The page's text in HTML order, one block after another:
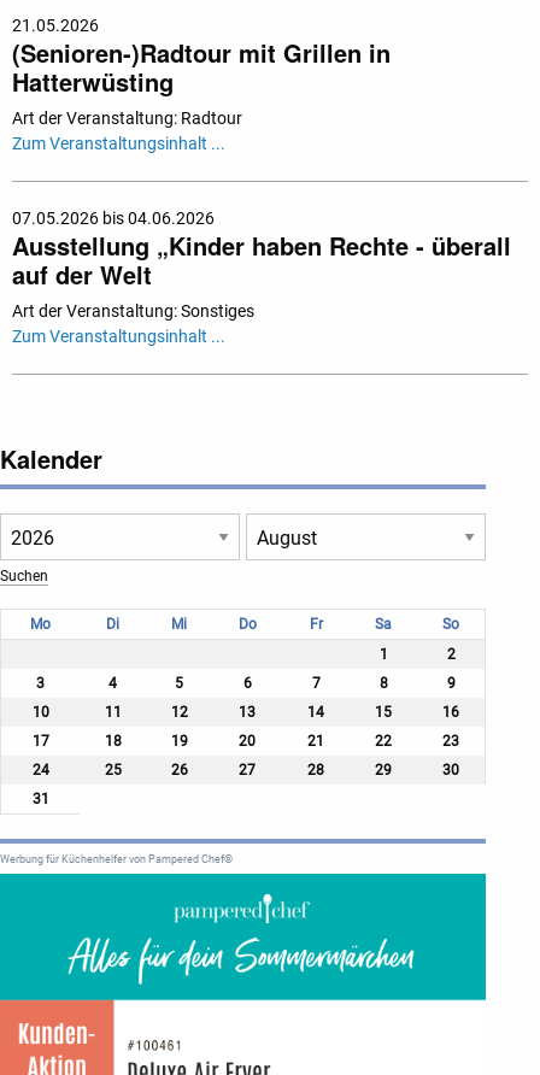
21.05.2026
(Senioren-)Radtour mit Grillen in
Hatterwüsting
Art der Veranstaltung: Radtour
Zum Veranstaltungsinhalt ...
07.05.2026 bis 04.06.2026
Ausstellung „Kinder haben Rechte - überall
auf der Welt
Art der Veranstaltung: Sonstiges
Zum Veranstaltungsinhalt ...
Kalender
Mo Di Mi Do Fr Sa
So
1
2
3
4 5 6 7 8
9
10
11 12 13 14 15
16
17
18 19 20 21 22
23
24
25 26 27 28 29
30
31
Werbung für Küchenhelfer von Pampered Chef®